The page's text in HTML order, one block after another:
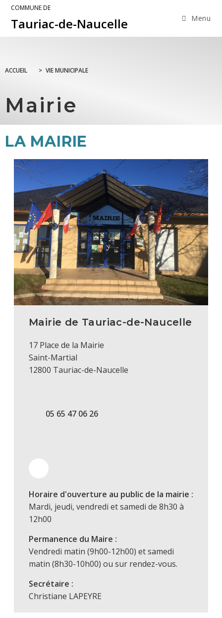
COMMUNE DE
Tauriac-de-Naucelle Menu
ACCUEIL > VIE MUNICIPALE
Mairie
LA MAIRIE
Mairie de Tauriac-de-Naucelle
17 Place de la Mairie
Saint-Martial
12800 Tauriac-de-Naucelle
05 65 47 06 26
Horaire d'ouverture au public de la mairie :
Mardi, jeudi, vendredi et samedi de 8h30 à
12h00
Permanence du Maire :
Vendredi matin (9h00-12h00) et samedi
matin (8h30-10h00) ou sur rendez-vous.
Secrétaire :
Christiane LAPEYRE